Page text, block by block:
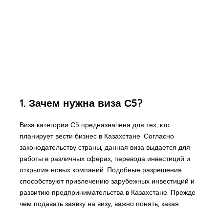
1. Зачем нужна виза С5?
Виза категории С5 предназначена для тех, кто
планирует вести бизнес в Казахстане. Согласно
законодательству страны, данная виза выдается для
работы в различных сферах, перевода инвестиций и
открытия новых компаний. Подобные разрешения
способствуют привлечению зарубежных инвестиций и
развитию предпринимательства в Казахстане. Прежде
чем подавать заявку на визу, важно понять, какая